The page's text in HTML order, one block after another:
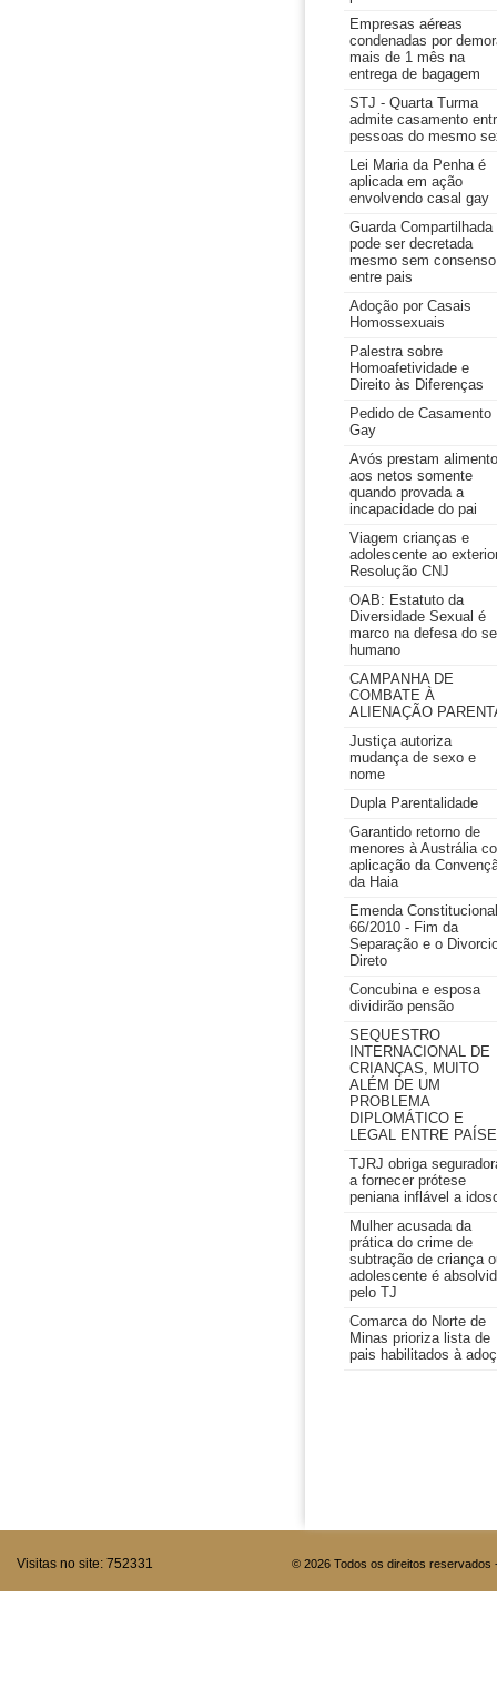
Empresas aéreas
condenadas por
mais de 1 mês na
entrega de bagagem
STJ - Quarta Turma
admite casamento
pessoas do mesmo
Lei Maria da Penha é
aplicada em ação
envolvendo casal gay
Guarda Compartilhada
pode ser decretada
mesmo sem consenso
entre pais
Adoção por Casais
Homossexuais
Palestra sobre
Homoafetividade e
Direito às Diferenças
Pedido de Casamento
Gay
Avós prestam
aos netos somente
quando provada a
incapacidade do pai
Viagem crianças e
adolescente ao
Resolução CNJ
OAB: Estatuto da
Diversidade Sexual é
marco na defesa do
humano
CAMPANHA DE
COMBATE À
ALIENAÇÃO
Justiça autoriza
mudança de sexo e
nome
Dupla Parentalidade
Garantido retorno de
menores à Austrália
aplicação da
da Haia
Emenda Constitucional
66/2010 - Fim da
Separação e o
Direto
Concubina e esposa
dividirão pensão
SEQUESTRO
INTERNACIONAL DE
CRIANÇAS, MUITO
ALÉM DE UM
PROBLEMA
DIPLOMÁTICO E
LEGAL ENTRE
TJRJ obriga
a fornecer prótese
peniana inflável a
Mulher acusada da
prática do crime de
subtração de criança
adolescente é
pelo TJ
Comarca do Norte de
Minas prioriza lista de
pais habilitados à
Visitas no site: 752331 © 2026 Todos os direitos reservados